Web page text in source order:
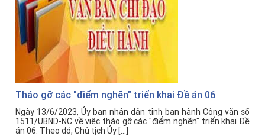
Tháo gỡ các "điểm nghẽn" triển khai Đề án 06
Ngày 13/6/2023, Ủy ban nhân dân tỉnh ban hành Công văn số
1511/UBND-NC về việc tháo gỡ các "điểm nghẽn" triển khai Đề
án 06. Theo đó, Chủ tịch Ủy […]